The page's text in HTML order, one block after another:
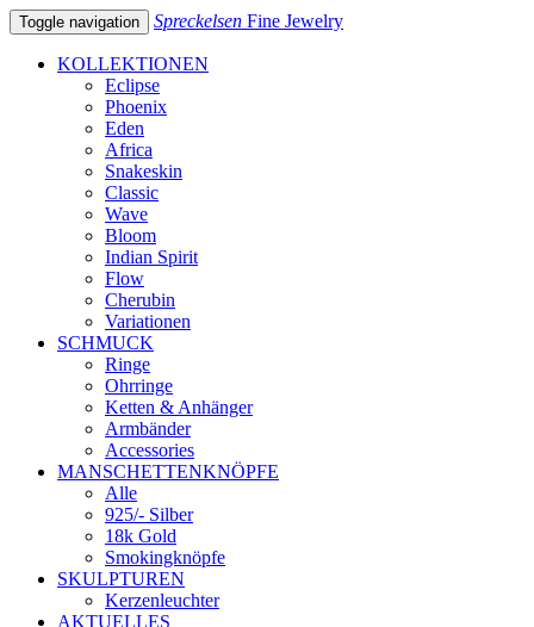
Toggle navigation Spreckelsen Fine Jewelry
KOLLEKTIONEN
Eclipse
Phoenix
Eden
Africa
Snakeskin
Classic
Wave
Bloom
Indian Spirit
Flow
Cherubin
Variationen
SCHMUCK
Ringe
Ohrringe
Ketten & Anhänger
Armbänder
Accessories
MANSCHETTENKNÖPFE
Alle
925/- Silber
18k Gold
Smokingknöpfe
SKULPTUREN
Kerzenleuchter
AKTUELLES